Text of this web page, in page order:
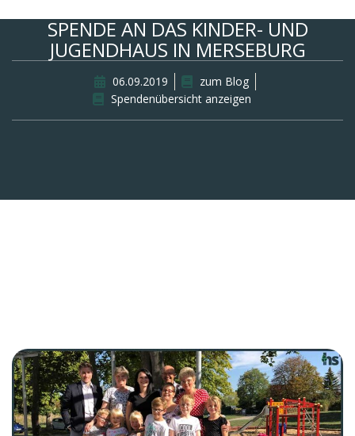
SPENDE AN DAS KINDER- UND
JUGENDHAUS IN MERSEBURG
06.09.2019
zum Blog
Spendenübersicht anzeigen